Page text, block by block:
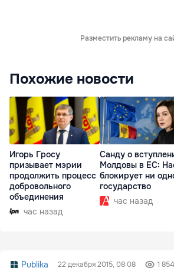
Разместить рекламу на
Похожие новости
Игорь Гросу
призывает мэрии
продолжить процесс
добровольного
объединения
час назад
Санду о
Молдовы в ЕС:
блокирует ни
государство
час назад
Publika 22 декабря 2015, 08:08 1 854